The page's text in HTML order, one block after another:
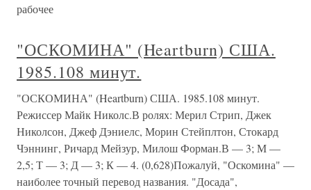
рабочее
"ОСКОМИНА" (Heartburn) США.
1985.108 минут.
"ОСКОМИНА" (Heartburn) США. 1985.108 минут.
Режиссер Майк Николс.В ролях: Мерил Стрип, Джек
Николсон, Джеф Дэниелс, Морин Стейплтон, Стокард
Чэннинг, Ричард Мейзур, Милош Форман.В — 3; М —
2,5; Т — 3; Д — 3; К — 4. (0,628)Пожалуй, "Оскомина" —
наиболее точный перевод названия. "Досада",